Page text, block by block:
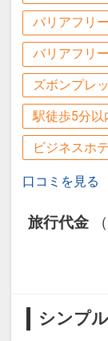
バリアフリ
バリアフリ
ズボンプレ
駅徒歩5分以
ビジネスホ
口コミを見る
旅行代金
シンプ